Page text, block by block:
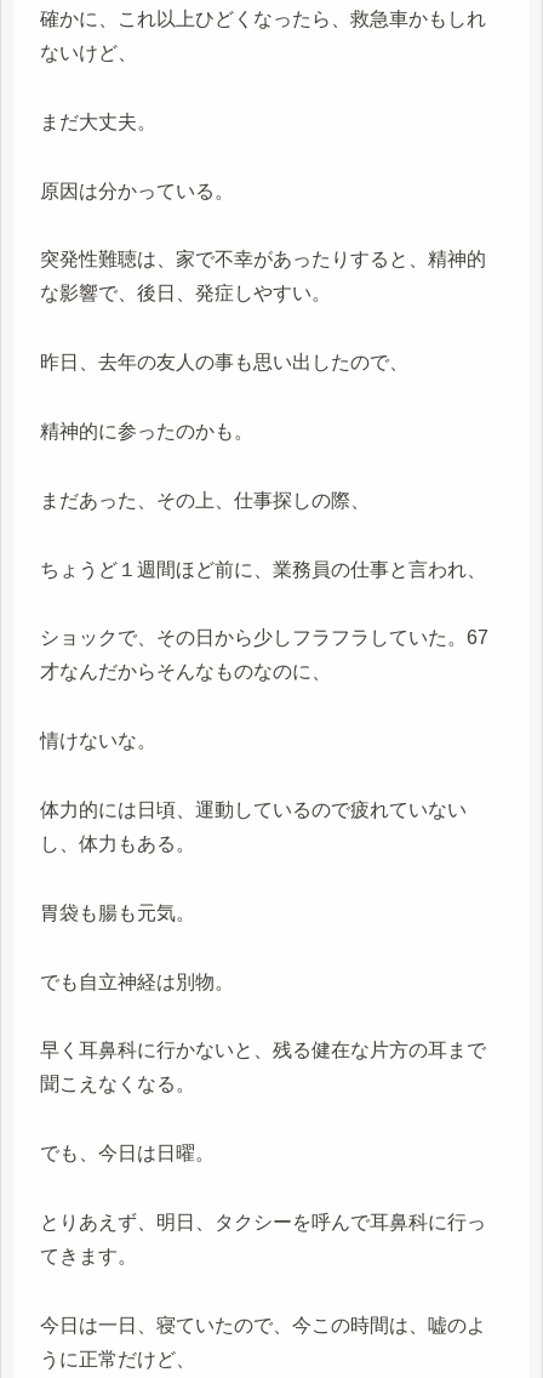
確かに、これ以上ひどくなったら、救急車かもしれ
ないけど、
まだ大丈夫。
原因は分かっている。
突発性難聴は、家で不幸があったりすると、精神的
な影響で、後日、発症しやすい。
昨日、去年の友人の事も思い出したので、
精神的に参ったのかも。
まだあった、その上、仕事探しの際、
ちょうど１週間ほど前に、業務員の仕事と言われ、
ショックで、その日から少しフラフラしていた。67
才なんだからそんなものなのに、
情けないな。
体力的には日頃、運動しているので疲れていない
し、体力もある。
胃袋も腸も元気。
でも自立神経は別物。
早く耳鼻科に行かないと、残る健在な片方の耳まで
聞こえなくなる。
でも、今日は日曜。
とりあえず、明日、タクシーを呼んで耳鼻科に行っ
てきます。
今日は一日、寝ていたので、今この時間は、嘘のよ
うに正常だけど、